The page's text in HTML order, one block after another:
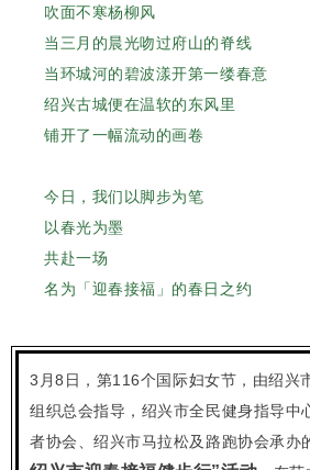
吹面不寒杨柳风
当三月的晨光吻过府山的脊线
当环城河的碧波漾开第一缕春意
绍兴古城便在温软的东风里
铺开了一幅流动的画卷
今日，我们以脚步为笔
以春光为墨
共赴一场
名为「迎春接福」的春日之约
3月8日，第116个国际妇女节，由绍兴
组织总会指导，绍兴市全民健身指导中
者协会、绍兴市马拉松及路跑协会承办